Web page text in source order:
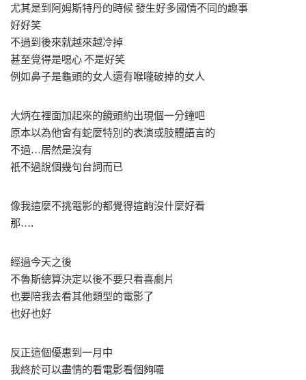
尤其是到阿姆斯特丹的時候 發生好多國情不同的趣事
好好笑
不過到後來就越來越冷掉
甚至覺得是噁心 不是好笑
例如鼻子是龜頭的女人還有喉嚨破掉的女人
大炳在裡面加起來的鏡頭約出現個一分鐘吧
原本以為他會有蛇麼特別的表演或肢體語言的
不過…居然是沒有
祇不過說個幾句台詞而已
像我這麼不挑電影的都覺得這齣沒什麼好看
那….
經過今天之後
不魯斯總算決定以後不要只看喜劇片
也要陪我去看其他類型的電影了
也好也好
反正這個優惠到一月中
我終於可以盡情的看電影看個夠囉